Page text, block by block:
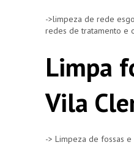
->limpeza de rede
redes de tratamento e
Limpa
Vila
-> Limpeza de fossas